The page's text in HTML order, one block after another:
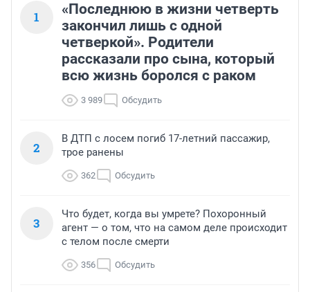
1
«Последнюю в жизни четверть
закончил лишь с одной
четверкой». Родители
рассказали про сына, который
всю жизнь боролся с раком
3 989 Обсудить
2
В ДТП с лосем погиб 17-летний пассажир,
трое ранены
362 Обсудить
3
Что будет, когда вы умрете? Похоронный
агент — о том, что на самом деле происходит
с телом после смерти
356 Обсудить